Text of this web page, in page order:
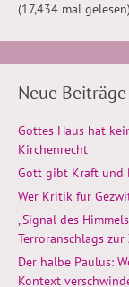
(17,434 mal gelesen)
Neue Beiträge
Gottes Haus hat
Kirchenrecht
Gott gibt Kraft und
Wer Kritik für
„Signal des
Terroranschlags
Der halbe Paulus:
Kontext